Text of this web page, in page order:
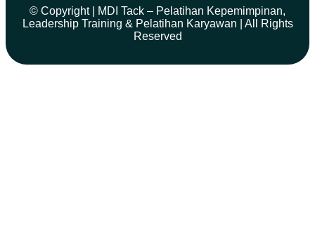
© Copyright | MDI Tack – Pelatihan Kepemimpinan,
Leadership Training & Pelatihan Karyawan | All Rights
Reserved